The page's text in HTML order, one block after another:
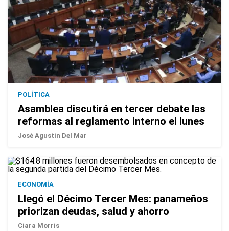
POLÍTICA
Asamblea discutirá en tercer debate las
reformas al reglamento interno el lunes
José Agustín Del Mar
ECONOMÍA
Llegó el Décimo Tercer Mes: panameños
priorizan deudas, salud y ahorro
Ciara Morris